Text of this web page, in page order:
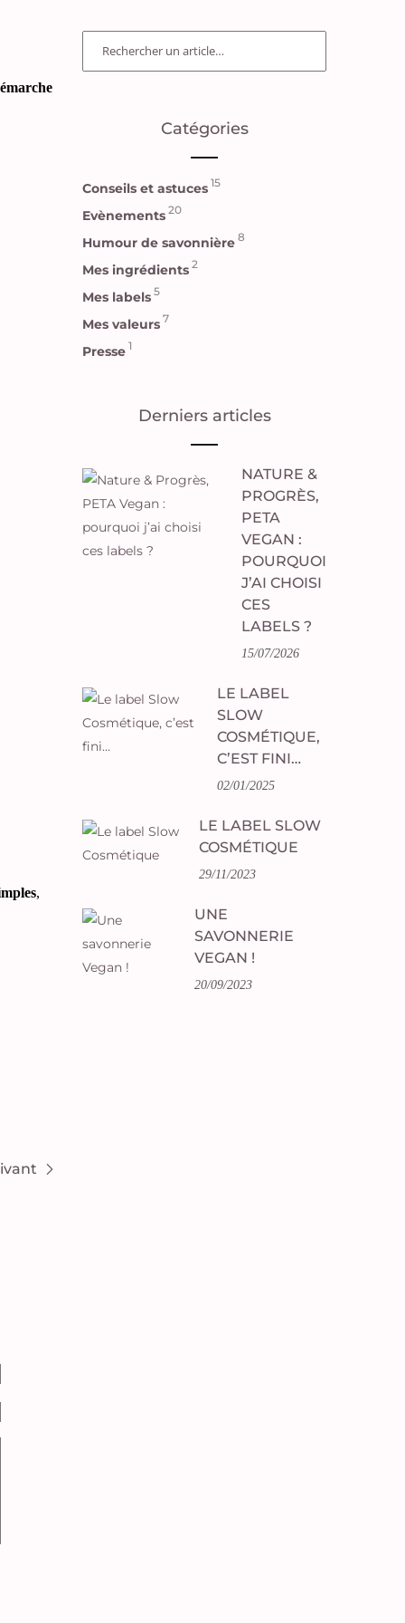
,
Catégories
Conseils et astuces 15
Evènements 20
Humour de savonnière 8
Mes ingrédients 2
Mes labels 5
Mes valeurs 7
Presse 1
Derniers articles
NATURE &
PROGRÈS,
PETA
VEGAN :
POURQUOI
J’AI CHOISI
CES
LABELS ?
15/07/2026
LE LABEL
SLOW
COSMÉTIQUE,
C’EST FINI…
02/01/2025
LE LABEL SLOW
COSMÉTIQUE
29/11/2023
UNE
SAVONNERIE
VEGAN !
20/09/2023